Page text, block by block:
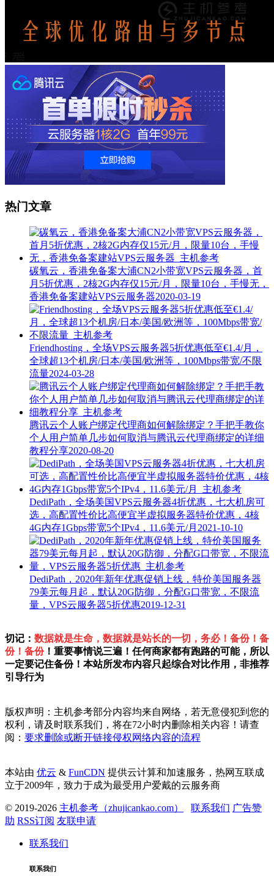
热门文章
碳氧云，香港免备案大浦CN2小带宽VPS云服务器，首
月5折优惠，2核2G内存仅15元/月，限量10台，手慢无，
香港免备案建站VPS云服务器2020-03-19
Friendhosting，全场VPS云服务器5折优惠低至€1.4/月，
全球超13个机房/日本/美国/欧洲等，100Mbps带宽/不限
流量2024-03-28
腾讯云个人账户绑定代理商如何解除绑定？手把手教你
个人用户简单几步如何取消与腾讯云代理商绑定的详细
教程分享2020-08-20
DediPath，全场美国VPS云服务器4折优惠，七大机房可
选，高配置性价比高便宜半虚拟服务器特价优惠，4核
4G内存1Gbps带宽5个IPv4，11.6美元/月 2021-10-10
DediPath，2020年新年优惠促销上线，特价美国服务器
79美元每月起，默认20G防御，分配G口带宽，不限流
量，VPS云服务器5折优惠2019-12-31
切记： 数据就是生命，数据就是站长的一切，务必！备份！备
份！备份！重要事情说三遍！任何商家都有跑路的可能，所以
一定要记住备份！本站所发布内容只起综合对比作用，非推荐
引导行为
版权声明：主机参考部分内容均来自网络，若无意侵犯到您的
权利，请及时联系我们，将在72小时内删除相关内容！请查
阅： 要求删除或断开链接侵权网络内容的流程
本站由 优云 & FunCDN 提供云计算和加速服务，热网互联成
立于2009年，致力于成为最受用户爱戴的云服务商
© 2019-2026 主机参考（zhujicankao.com） 联系我们 广告赞
助 RSS订阅 友联申请
联系我们
联系我们